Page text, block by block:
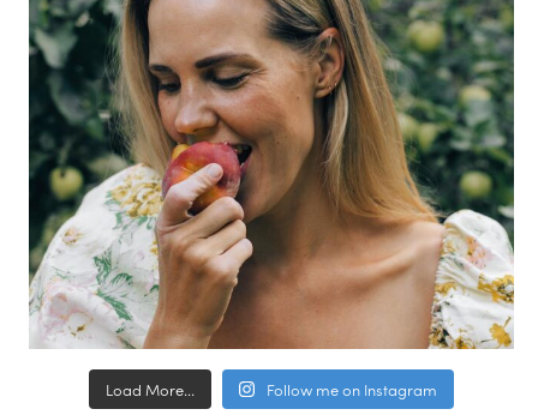
Load More... Follow me on Instagram